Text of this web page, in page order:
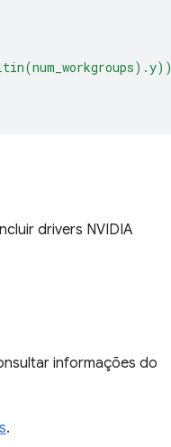
drivers NVIDIA
informações do
.